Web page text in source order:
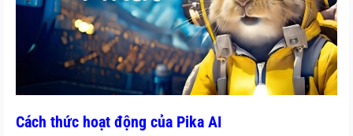
Cách thức hoạt động của Pika AI